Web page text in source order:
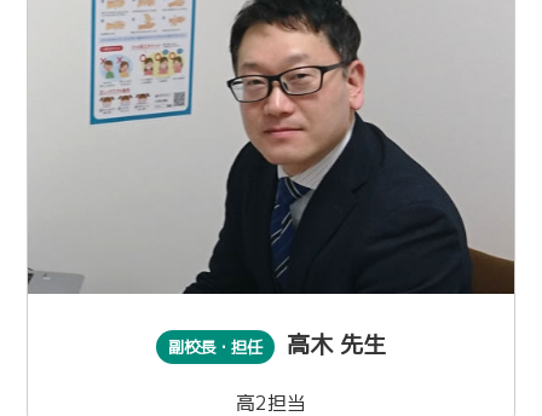
副校長・担任 高木 先生
高2担当